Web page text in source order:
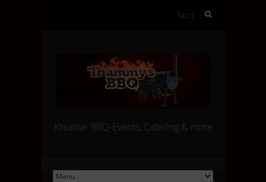
Suchen
Kreative BBQ-Events, Catering & more